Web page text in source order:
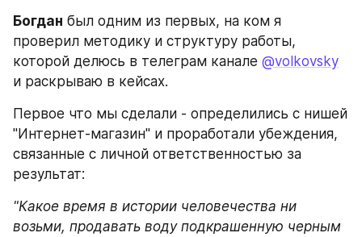
Богдан был одним из первых, на ком я
проверил методику и структуру работы,
которой делюсь в телеграм канале @volkovsky
и раскрываю в кейсах.
Первое что мы сделали - определились с нишей
"Интернет-магазин" и проработали убеждения,
связанные с личной ответственностью за
результат:
"Какое время в истории человечества ни
возьми, продавать воду подкрашенную черным